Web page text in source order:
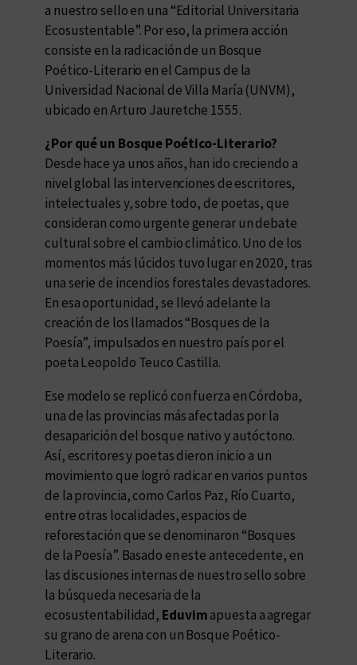
a nuestro sello en una “Editorial Universitaria
Ecosustentable”. Por eso, la primera acción
consiste en la radicación de un Bosque
Poético-Literario en el Campus de la
Universidad Nacional de Villa María (UNVM),
ubicado en Arturo Jauretche 1555.
¿Por qué un Bosque Poético-Literario?
Desde hace ya unos años, han ido creciendo a
nivel global las intervenciones de escritores,
intelectuales y, sobre todo, de poetas, que
consideran como urgente generar un debate
cultural sobre el cambio climático. Uno de los
momentos más lúcidos tuvo lugar en 2020, tras
una serie de incendios forestales devastadores.
En esa oportunidad, se llevó adelante la
creación de los llamados “Bosques de la
Poesía”, impulsados en nuestro país por el
poeta Leopoldo Teuco Castilla.
Ese modelo se replicó con fuerza en Córdoba,
una de las provincias más afectadas por la
desaparición del bosque nativo y autóctono.
Así, escritores y poetas dieron inicio a un
movimiento que logró radicar en varios puntos
de la provincia, como Carlos Paz, Río Cuarto,
entre otras localidades, espacios de
reforestación que se denominaron “Bosques
de la Poesía”. Basado en este antecedente, en
las discusiones internas de nuestro sello sobre
la búsqueda necesaria de la
ecosustentabilidad, Eduvimapuesta a agregar
su grano de arena con un Bosque Poético-
Literario.